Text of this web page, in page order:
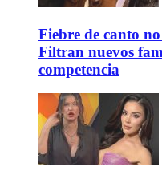
Fiebre de canto
Filtran nuevos
competencia